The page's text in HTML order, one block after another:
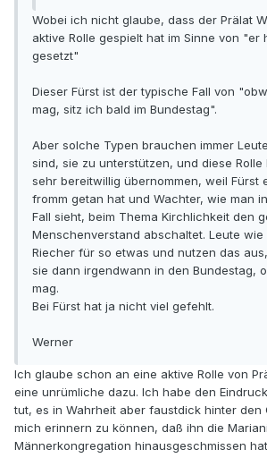
Wobei ich nicht glaube, dass der Prälat
aktive Rolle gespielt hat im Sinne von "er
gesetzt"
Dieser Fürst ist der typische Fall von
mag, sitz ich bald im Bundestag".
Aber solche Typen brauchen immer
sind, sie zu unterstützen, und diese
sehr bereitwillig übernommen, weil Fürst
fromm getan hat und Wachter, wie man
Fall sieht, beim Thema Kirchlichkeit den
Menschenverstand abschaltet. Leute wie
Riecher für so etwas und nutzen das
sie dann irgendwann in den Bundestag,
mag.
Bei Fürst hat ja nicht viel gefehlt.
Werner
Ich glaube schon an eine aktive Rolle von
eine unrümliche dazu. Ich habe den
tut, es in Wahrheit aber faustdick hinter den
mich erinnern zu können, daß ihn die
Männerkongregation hinausgeschmissen